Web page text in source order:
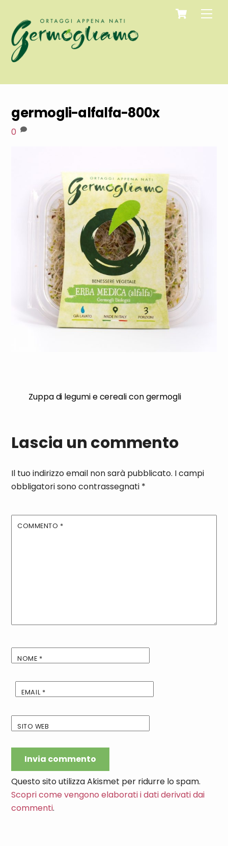
content
Cart
germogli-alfalfa-800x
0
Zuppa di legumi e cereali con germogli
Lascia un commento
Il tuo indirizzo email non sarà pubblicato. I campi
obbligatori sono contrassegnati *
COMMENTO *
NOME *
EMAIL *
SITO WEB
Questo sito utilizza Akismet per ridurre lo spam.
Scopri come vengono elaborati i dati derivati dai
commenti.